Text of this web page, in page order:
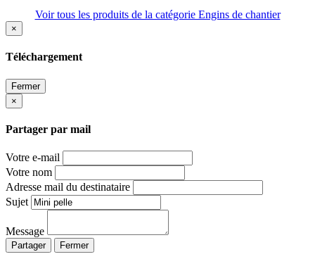
Voir tous les produits de la catégorie Engins de chantier
×
Téléchargement
Fermer
×
Partager par mail
Votre e-mail
Votre nom
Adresse mail du destinataire
Sujet
Message
Partager Fermer